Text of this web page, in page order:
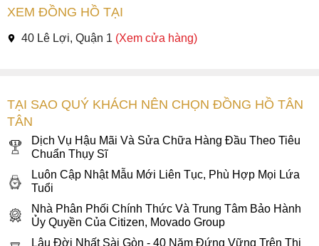
XEM ĐỒNG HỒ TẠI
40 Lê Lợi, Quận 1 (Xem cửa hàng)
TẠI SAO QUÝ KHÁCH NÊN CHỌN ĐỒNG HỒ TÂN
TÂN
Dịch Vụ Hậu Mãi Và Sửa Chữa Hàng Đầu Theo Tiêu
Chuẩn Thụy Sĩ
Luôn Cập Nhật Mẫu Mới Liên Tục, Phù Hợp Mọi Lứa
Tuổi
Nhà Phân Phối Chính Thức Và Trung Tâm Bảo Hành
Ủy Quyền Của Citizen, Movado Group
Lâu Đời Nhất Sài Gòn - 40 Năm Đứng Vững Trên Thị